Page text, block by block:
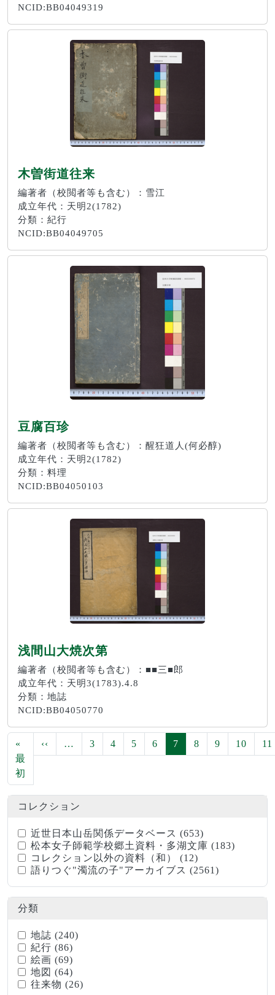
NCID:BB04049319
木曽街道往来
編著者（校閲者等も含む）：雪江
成立年代：天明2(1782)
分類：紀行
NCID:BB04049705
豆腐百珍
編著者（校閲者等も含む）：醒狂道人(何必醇)
成立年代：天明2(1782)
分類：料理
NCID:BB04050103
浅間山大焼次第
編著者（校閲者等も含む）：■■三■郎
成立年代：天明3(1783).4.8
分類：地誌
NCID:BB04050770
ページ送り
«
最
初
‹‹ … 3 4 5 6 7 8 9 10 11
コレクション
近世日本山岳関係データベース (653)
松本女子師範学校郷土資料・多湖文庫 (183)
コレクション以外の資料（和）
(12)
語りつぐ"濁流の子"アーカイブス (2561)
分類
地誌 (240)
紀行 (86)
絵画 (69)
地図 (64)
往来物 (26)